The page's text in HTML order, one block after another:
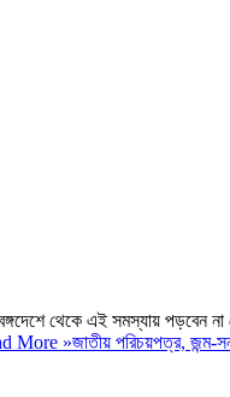
থেকে এই সমস্যায় পড়বেন না
More »জাতীয় পরিচয়পত্র, জন্ম-